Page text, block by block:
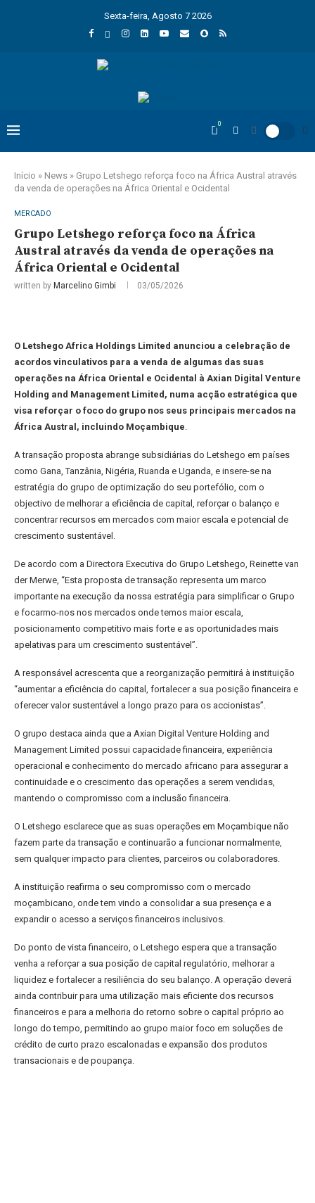
Sexta-feira, Agosto 7 2026
0
Início » News » Grupo Letshego reforça foco na África Austral através
da venda de operações na África Oriental e Ocidental
MERCADO
Grupo Letshego reforça foco na África
Austral através da venda de operações na
África Oriental e Ocidental
written by Marcelino Gimbi 03/05/2026
O Letshego Africa Holdings Limited anunciou a celebração de
acordos vinculativos para a venda de algumas das suas
operações na África Oriental e Ocidental à Axian Digital Venture
Holding and Management Limited, numa acção estratégica que
visa reforçar o foco do grupo nos seus principais mercados na
África Austral, incluindo Moçambique.
A transação proposta abrange subsidiárias do Letshego em países
como Gana, Tanzânia, Nigéria, Ruanda e Uganda, e insere-se na
estratégia do grupo de optimização do seu portefólio, com o
objectivo de melhorar a eficiência de capital, reforçar o balanço e
concentrar recursos em mercados com maior escala e potencial de
crescimento sustentável.
De acordo com a Directora Executiva do Grupo Letshego, Reinette van
der Merwe, “Esta proposta de transação representa um marco
importante na execução da nossa estratégia para simplificar o Grupo
e focarmo-nos nos mercados onde temos maior escala,
posicionamento competitivo mais forte e as oportunidades mais
apelativas para um crescimento sustentável”.
A responsável acrescenta que a reorganização permitirá à instituição
“aumentar a eficiência do capital, fortalecer a sua posição financeira e
oferecer valor sustentável a longo prazo para os accionistas”.
O grupo destaca ainda que a Axian Digital Venture Holding and
Management Limited possui capacidade financeira, experiência
operacional e conhecimento do mercado africano para assegurar a
continuidade e o crescimento das operações a serem vendidas,
mantendo o compromisso com a inclusão financeira.
O Letshego esclarece que as suas operações em Moçambique não
fazem parte da transação e continuarão a funcionar normalmente,
sem qualquer impacto para clientes, parceiros ou colaboradores.
A instituição reafirma o seu compromisso com o mercado
moçambicano, onde tem vindo a consolidar a sua presença e a
expandir o acesso a serviços financeiros inclusivos.
Do ponto de vista financeiro, o Letshego espera que a transação
venha a reforçar a sua posição de capital regulatório, melhorar a
liquidez e fortalecer a resiliência do seu balanço. A operação deverá
ainda contribuir para uma utilização mais eficiente dos recursos
financeiros e para a melhoria do retorno sobre o capital próprio ao
longo do tempo, permitindo ao grupo maior foco em soluções de
crédito de curto prazo escalonadas e expansão dos produtos
transacionais e de poupança.